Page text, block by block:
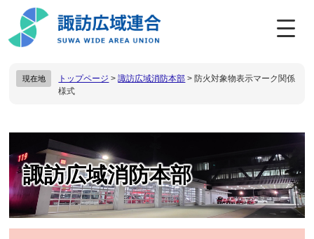
ジ
ュ
文
へ
現在地 トップページ >諏訪広域消防本部 > 防火対象物表示マーク関係
様式
文
諏訪広域消防本部